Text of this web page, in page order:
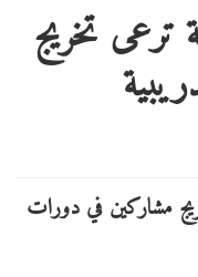
ترعى تخريج